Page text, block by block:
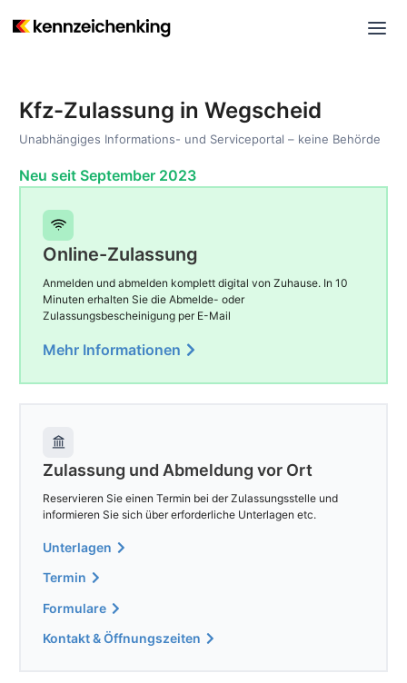
Kfz-Zulassung in Wegscheid
Unabhängiges Informations- und Serviceportal – keine Behörde
Neu seit September 2023
Online-Zulassung
Anmelden und abmelden komplett digital von Zuhause. In 10
Minuten erhalten Sie die Abmelde- oder
Zulassungsbescheinigung per E-Mail
Mehr Informationen
Zulassung und Abmeldung vor Ort
Reservieren Sie einen Termin bei der Zulassungsstelle und
informieren Sie sich über erforderliche Unterlagen etc.
Unterlagen
Termin
Formulare
Kontakt & Öffnungszeiten